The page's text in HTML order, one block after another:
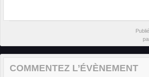
COMMENTEZ L’ÉVÈNEMENT